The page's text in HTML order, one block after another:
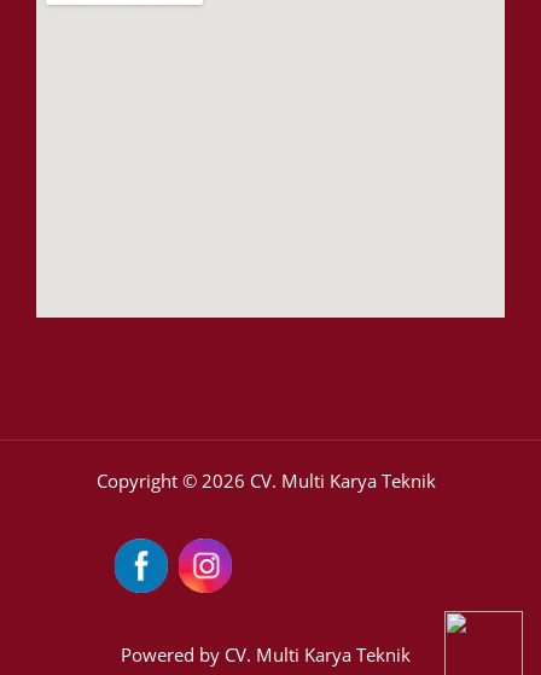
Copyright © 2026 CV. Multi Karya Teknik
Powered by CV. Multi Karya Teknik